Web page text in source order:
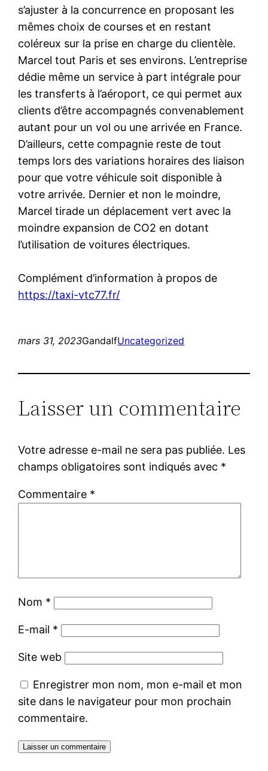
s’ajuster à la concurrence en proposant les
mêmes choix de courses et en restant
coléreux sur la prise en charge du clientèle.
Marcel tout Paris et ses environs. L’entreprise
dédie même un service à part intégrale pour
les transferts à l’aéroport, ce qui permet aux
clients d’être accompagnés convenablement
autant pour un vol ou une arrivée en France.
D’ailleurs, cette compagnie reste de tout
temps lors des variations horaires des liaison
pour que votre véhicule soit disponible à
votre arrivée. Dernier et non le moindre,
Marcel tirade un déplacement vert avec la
moindre expansion de CO2 en dotant
l’utilisation de voitures électriques.
Complément d’information à propos de
https://taxi-vtc77.fr/
mars 31, 2023GandalfUncategorized
Laisser un commentaire
Votre adresse e-mail ne sera pas publiée. Les
champs obligatoires sont indiqués avec *
Commentaire *
Nom *
E-mail *
Site web
Enregistrer mon nom, mon e-mail et mon
site dans le navigateur pour mon prochain
commentaire.